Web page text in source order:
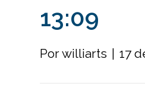
13:09
Porwilliarts | 17